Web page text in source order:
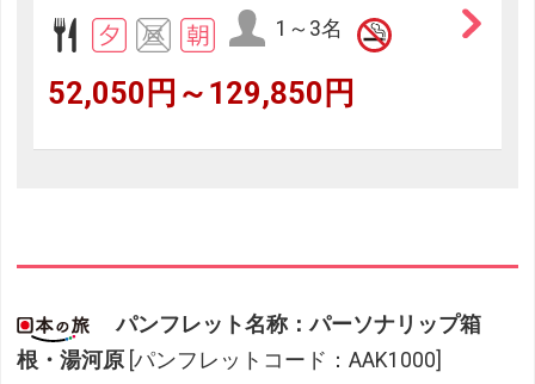
1～3名
52,050円～129,850円
パンフレット名称：パーソナリップ箱
根・湯河原 [パンフレットコード：AAK1000]